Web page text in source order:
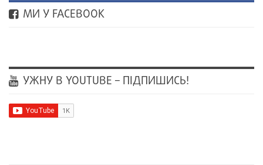
МИ У FACEBOOK
УЖНУ В YOUTUBE – ПІДПИШИСЬ!